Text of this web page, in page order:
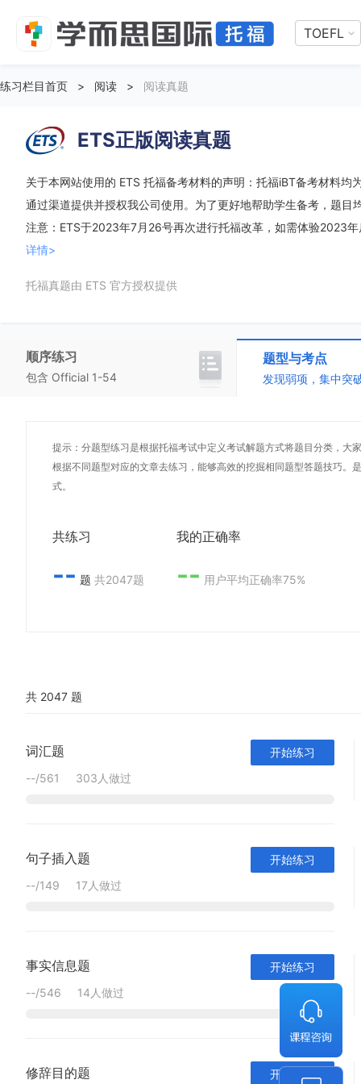
TOEFL
练习栏目首页 > 阅读 > 阅读真题
ETS正版阅读真题
关于本网站使用的 ETS 托福备考材料的声明：托福iBT备考材料
通过渠道提供并授权我公司使用。为了更好地帮助学生备考，题目
注意：ETS于2023年7月26号再次进行托福改革，如需体验2023
详情>
托福真题由 ETS 官方授权提供
顺序练习
包含 Official 1-54
题型与考点
发现弱项，集中突
提示：分题型练习是根据托福考试中定义考试解题方式将题目分类，大
根据不同题型对应的文章去练习，能够高效的挖掘相同题型答题技巧。
式。
共练习
-- 题 共2047题
我的正确率
-- 用户平均正确率75%
共 2047 题
词汇题
开始练习
--/561 303人做过
句子插入题
开始练习
--/149 17人做过
事实信息题
开始练习
--/546 14人做过
修辞目的题 开始练习